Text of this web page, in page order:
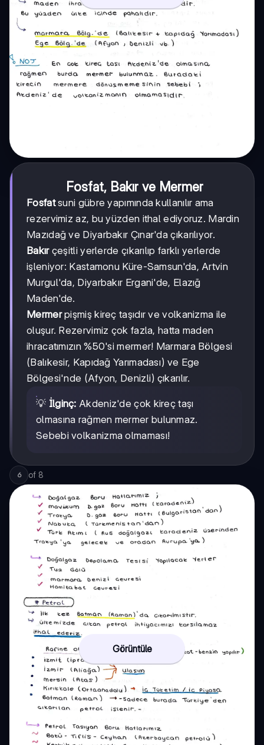
Fosfat, Bakır ve Mermer
Fosfatsuni gübre yapımında kullanılır ama
rezervimiz az, bu yüzden ithal ediyoruz. Mardin
Mazıdağ ve Diyarbakır Çınar'da çıkarılıyor.
Bakırçeşitli yerlerde çıkarılıp farklı yerlerde
işleniyor: Kastamonu Küre-Samsun'da, Artvin
Murgul'da, Diyarbakır Ergani'de, Elazığ
Maden'de.
Mermerpişmiş kireç taşıdır ve volkanizma ile
oluşur. Rezervimiz çok fazla, hatta maden
ihracatımızın %50'si mermer! Marmara Bölgesi
(Balıkesir, Kapıdağ Yarımadası) ve Ege
Bölgesi'nde (Afyon, Denizli) çıkarılır.
💡 İlginç: Akdeniz'de çok kireç taşı
olmasına rağmen mermer bulunmaz.
Sebebi volkanizma olmaması!
6 of 8
Görüntüle